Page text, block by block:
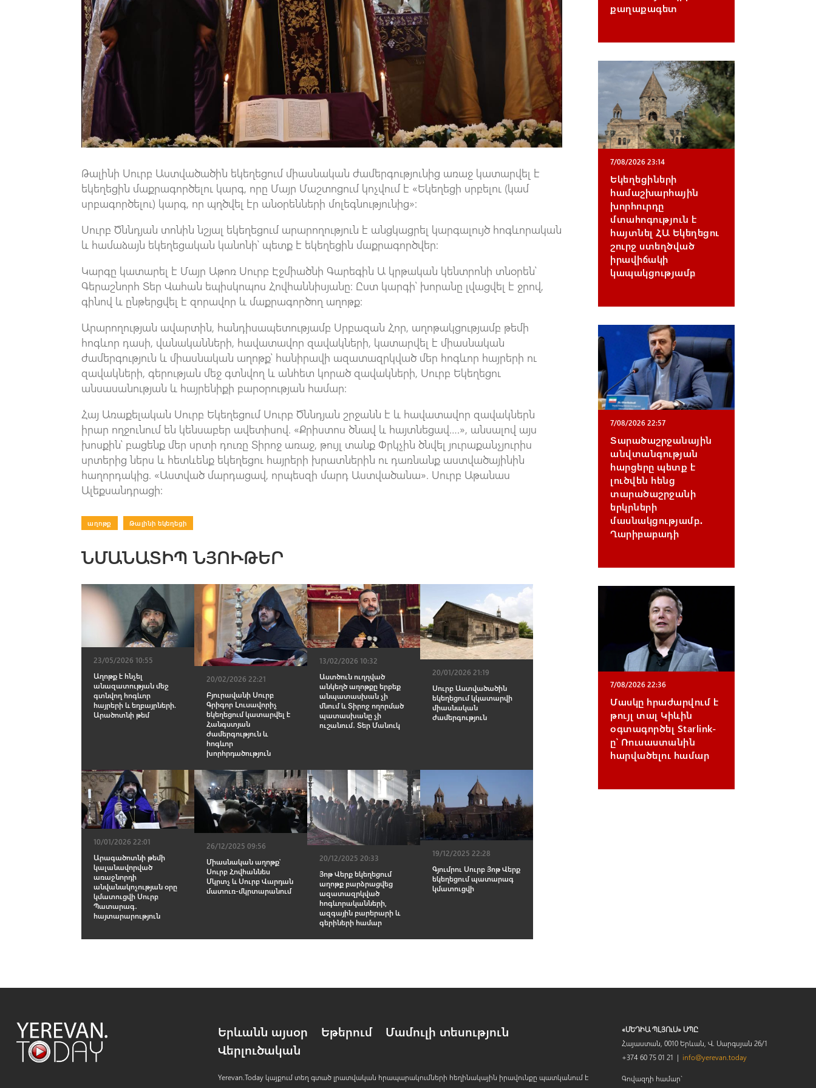
Թալինի Սուրբ Աստվածածին եկեղեցում միասնական ժամերգությունից առաջ կատարվել է
եկեղեցին մաքրագործելու կարգ, որը Մայր Մաշտոցում կոչվում է «Եկեղեցի սրբելու (կամ
սրբագործելու) կարգ, որ պղծվել էր անօրենների մոլեգնությունից»:
Սուրբ Ծննդյան տոնին նշյալ եկեղեցում արարողություն է անցկացրել կարգալույծ հոգևորական
և համաձայն եկեղեցական կանոնի՝ պետք է եկեղեցին մաքրագործվեր:
Կարգը կատարել է Մայր Աթոռ Սուրբ Էջմիածնի Գարեգին Ա կրթական կենտրոնի տնօրեն՝
Գերաշնորհ Տեր Վահան եպիսկոպոս Հովհաննիսյանը։ Ըստ կարգի՝ խորանը լվացվել է ջրով,
գինով և ընթերցվել է զորավոր և մաքրագործող աղոթք:
Արարողության ավարտին, հանդիսապետությամբ Սրբազան Հոր, աղոթակցությամբ թեմի
հոգևոր դասի, վանականների, հավատավոր զավակների, կատարվել է միասնական
ժամերգություն և միասնական աղոթք՝ հանիրավի ազատազրկված մեր հոգևոր հայրերի ու
զավակների, գերության մեջ գտնվող և անհետ կորած զավակների, Սուրբ Եկեղեցու
անսասանության և հայրենիքի բարօրության համար:
Հայ Առաքելական Սուրբ Եկեղեցում Սուրբ Ծննդյան շրջանն է և հավատավոր զավակներն
իրար ողջունում են կենսաբեր ավետիսով. «Քրիստոս ծնավ և հայտնեցավ….», անսալով այս
խոսքին՝ բացենք մեր սրտի դուռը Տիրոջ առաջ, թույլ տանք Փրկչին ծնվել յուրաքանչյուրիս
սրտերից ներս և հետևենք եկեղեցու հայրերի խրատներին ու դառնանք աստվածայինին
հաղորդակից. «Աստված մարդացավ, որպեսզի մարդ Աստվածանա». Սուրբ Աթանաս
Ալեքսանդրացի:
աղոթք Թալինի եկեղեցի
ՆՄԱՆԱՏԻՊ ՆՅՈՒԹԵՐ
23/05/2026 10:55
Աղոթք է հնչել
անազատության մեջ
գտնվող հոգևոր
հայրերի և եղբայրների.
Արածոտնի թեմ
20/02/2026 22:21
Բյուրավանի Սուրբ
Գրիգոր Լուսավորիչ
եկեղեցում կատարվել է
Հանգստյան
ժամերգություն և
հոգևոր
խորհրդածություն
13/02/2026 10:32
Աստծուն ուղղված
անկեղծ աղոթքը երբեք
անպատասխան չի
մնում և Տիրոջ ողորմած
պատասխանը չի
ուշանում․ Տեր Մանուկ
20/01/2026 21:19
Սուրբ Աստվածածին
եկեղեցում կկատարվի
միասնական
ժամերգություն
10/01/2026 22:01
Արագածոտնի թեմի
կալանավորված
առաջնորդի
անվանակոչության օրը
կմատուցվի Սուրբ
Պատարագ․
հայտարարություն
26/12/2025 09:56
Միասնական աղոթք՝
Սուրբ Հովհաննես
Մկրտչ և Սուրբ Վարդան
մատուռ-մկրտարանում
20/12/2025 20:33
Յոթ Վերք եկեղեցում
աղոթք բարձրացվեց
ազատազրկված
հոգևորականների,
ազգային բարերարի և
գերիների համար
19/12/2025 22:28
Գյումրու Սուրբ Յոթ Վերք
եկեղեցում պատարագ
կմատուցվի
քաղաքագետ
7/08/2026 23:14
Եկեղեցիների
համաշխարհային
խորհուրդը
մտահոգություն է
հայտնել ՀԱ Եկեղեցու
շուրջ ստեղծված
իրավիճակի
կապակցությամբ
7/08/2026 22:57
Տարածաշրջանային
անվտանգության
հարցերը պետք է
լուծվեն հենց
տարածաշրջանի
երկրների
մասնակցությամբ․
Ղարիբաբադի
7/08/2026 22:36
Մասկը հրաժարվում է
թույլ տալ Կիևին
օգտագործել Starlink-
ը՝ Ռուսաստանին
հարվածելու համար
Երևանն այսօր Եթերում
Մամուլի տեսություն
Վերլուծական
Yerevan.Today կայքում տեղ գտած լրատվական հրապարակումների հեղինակային իրավունքը պատկանում է
«ՄԵԴԻԱ ՊԼՅՈւՍ» ՍՊԸ
Հայաստան, 0010 Երևան, Վ. Սարգսյան 26/1
+374 60 75 01 21 | info@yerevan.today
Գովազդի համար`